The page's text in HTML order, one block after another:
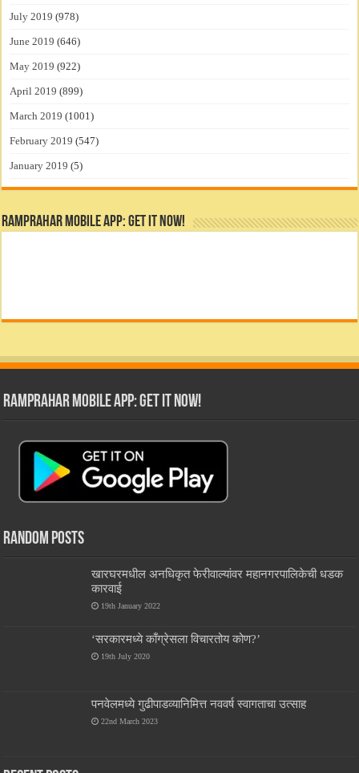
July 2019 (978)
June 2019 (646)
May 2019 (922)
April 2019 (899)
March 2019 (1001)
February 2019 (547)
January 2019 (5)
RamPrahar Mobile App: Get it Now!
RamPrahar Mobile App: Get it Now!
Random Posts
खारघरमधील अनधिकृत फेरीवाल्यांवर महानगरपालिकेची धडक
कारवाई
19th January 2022
‘सरकारमध्ये काँग्रेसला विचारतोय कोण?’
19th July 2020
पनवेलमध्ये गुढीपाडव्यानिमित्त नववर्ष स्वागताचा उत्साह
22nd March 2023